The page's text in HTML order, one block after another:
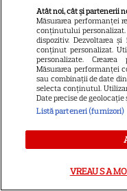
Atât noi, cât și partenerii
Măsurarea performanței
conținutului personalizat.
dispozitiv. Dezvoltarea
conținut personalizat.
personalizate.
Măsurarea performanței
sau combinații de date
selecta conținutul.
Date precise de
Listă parteneri (furnizori)
VREAU SA